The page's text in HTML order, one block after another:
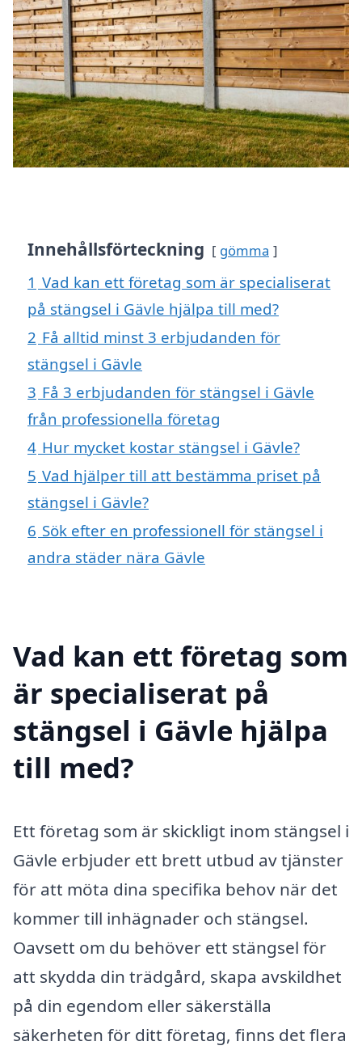
Innehållsförteckning gömma
1 Vad kan ett företag som är specialiserat
på stängsel i Gävle hjälpa till med?
2 Få alltid minst 3 erbjudanden för
stängsel i Gävle
3 Få 3 erbjudanden för stängsel i Gävle
från professionella företag
4 Hur mycket kostar stängsel i Gävle?
5 Vad hjälper till att bestämma priset på
stängsel i Gävle?
6 Sök efter en professionell för stängsel i
andra städer nära Gävle
Vad kan ett företag som
är specialiserat på
stängsel i Gävle hjälpa
till med?
Ett företag som är skickligt inom stängsel i
Gävle erbjuder ett brett utbud av tjänster
för att möta dina specifika behov när det
kommer till inhägnader och stängsel.
Oavsett om du behöver ett stängsel för
att skydda din trädgård, skapa avskildhet
på din egendom eller säkerställa
säkerheten för ditt företag, finns det flera